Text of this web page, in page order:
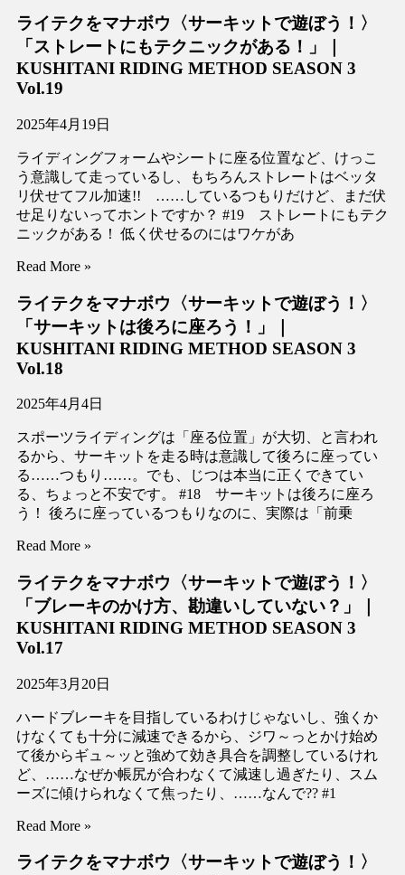
ライテクをマナボウ〈サーキットで遊ぼう！〉
「ストレートにもテクニックがある！」｜
KUSHITANI RIDING METHOD SEASON 3
Vol.19
2025年4月19日
ライディングフォームやシートに座る位置など、けっこ
う意識して走っているし、もちろんストレートはベッタ
リ伏せてフル加速!! ……しているつもりだけど、まだ伏
せ足りないってホントですか？ #19 ストレートにもテク
ニックがある！ 低く伏せるのにはワケがあ
Read More »
ライテクをマナボウ〈サーキットで遊ぼう！〉
「サーキットは後ろに座ろう！」｜
KUSHITANI RIDING METHOD SEASON 3
Vol.18
2025年4月4日
スポーツライディングは「座る位置」が大切、と言われ
るから、サーキットを走る時は意識して後ろに座ってい
る……つもり……。でも、じつは本当に正くできてい
る、ちょっと不安です。 #18 サーキットは後ろに座ろ
う！ 後ろに座っているつもりなのに、実際は「前乗
Read More »
ライテクをマナボウ〈サーキットで遊ぼう！〉
「ブレーキのかけ方、勘違いしていない？」｜
KUSHITANI RIDING METHOD SEASON 3
Vol.17
2025年3月20日
ハードブレーキを目指しているわけじゃないし、強くか
けなくても十分に減速できるから、ジワ～っとかけ始め
て後からギュ～ッと強めて効き具合を調整しているけれ
ど、……なぜか帳尻が合わなくて減速し過ぎたり、スム
ーズに傾けられなくて焦ったり、……なんで?? #1
Read More »
ライテクをマナボウ〈サーキットで遊ぼう！〉